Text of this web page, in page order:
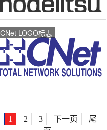
CNet LOGO标志
1 2 3 下一页
尾